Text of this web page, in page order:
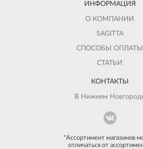
ИНФОРМАЦИЯ
О КОМПАНИИ
SAGITTA
СПОСОБЫ ОПЛАТЫ
СТАТЬИ
КОНТАКТЫ
В Нижнем
*Ассортимент магазинов
отличаться от